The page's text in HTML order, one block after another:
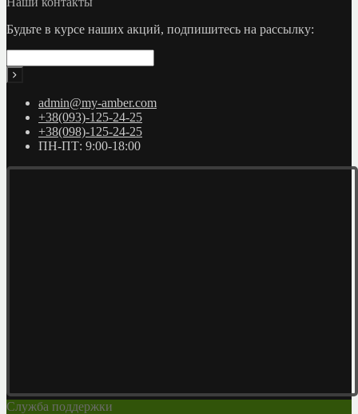
Будьте в курсе наших акций, подпишитесь на рассылку:
admin@my-amber.com
+38(093)-125-24-25
+38(098)-125-24-25
ПН-ПТ: 9:00-18:00
Служба поддержки